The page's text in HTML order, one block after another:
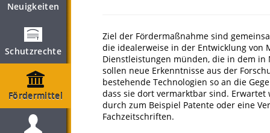
Neuigkeiten
Schutzrechte
Fördermittel
Ziel der Fördermaßnahme sind
die idealerweise in der Entwicklung von
Dienstleistungen münden, die in dem
sollen neue Erkenntnisse aus der
bestehende Technologien so an die
dass sie dort vermarktbar sind.
durch zum Beispiel Patente oder eine
Fachzeitschriften.